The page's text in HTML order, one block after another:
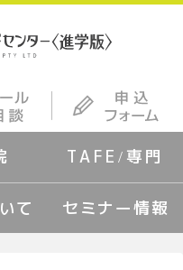
TAFE/専門
て セミナー情報